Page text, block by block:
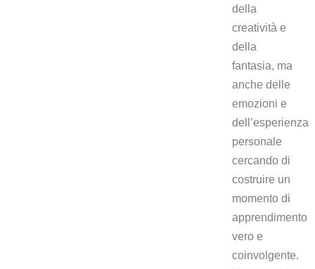
della
creatività e
della
fantasia, ma
anche delle
emozioni e
dell’esperienza
personale
cercando di
costruire un
momento di
apprendimento
vero e
coinvolgente.